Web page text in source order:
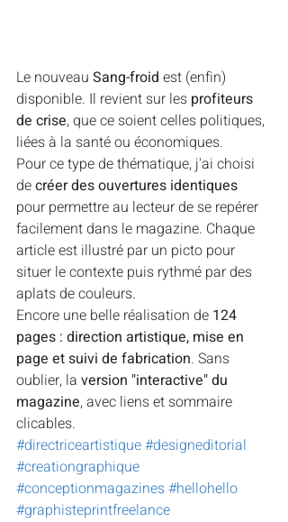
Le nouveau Sang-froid est (enfin)
disponible. Il revient sur les profiteurs
de crise, que ce soient celles politiques,
liées à la santé ou économiques.
Pour ce type de thématique, j'ai choisi
de créer des ouvertures identiques
pour permettre au lecteur de se repérer
facilement dans le magazine. Chaque
article est illustré par un picto pour
situer le contexte puis rythmé par des
aplats de couleurs.
Encore une belle réalisation de 124
pages : direction artistique, mise en
page et suivi de fabrication. Sans
oublier, la version "interactive" du
magazine, avec liens et sommaire
clicables.
#directriceartistique#designeditorial
#creationgraphique
#conceptionmagazines#hellohello
#graphisteprintfreelance